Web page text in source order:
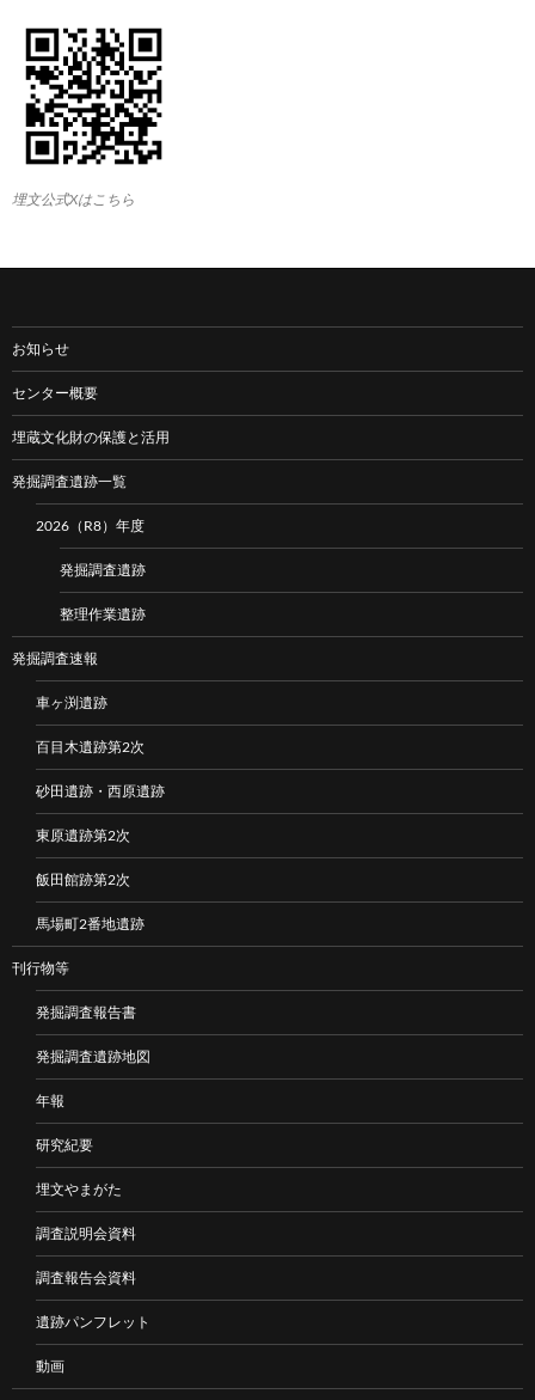
埋文公式Xはこちら
お知らせ
センター概要
埋蔵文化財の保護と活用
発掘調査遺跡一覧
2026（R8）年度
発掘調査遺跡
整理作業遺跡
発掘調査速報
車ヶ渕遺跡
百目木遺跡第2次
砂田遺跡・西原遺跡
東原遺跡第2次
飯田館跡第2次
馬場町2番地遺跡
刊行物等
発掘調査報告書
発掘調査遺跡地図
年報
研究紀要
埋文やまがた
調査説明会資料
調査報告会資料
遺跡パンフレット
動画